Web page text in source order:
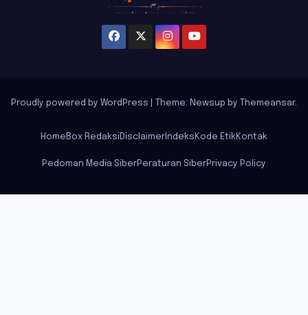
Proudly powered by WordPress Theme: Newsup by Themeansar.
Home Box Redaksi Disclaimer Indeks Kode Etik Kontak
Pedoman Media SiberPeraturan SiberPrivacy Policy